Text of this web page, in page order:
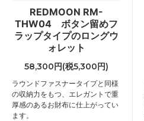
REDMOON RM-
THW04 ボタン留めフ
ラップタイプのロングウ
ォレット
58,300円(税5,300円)
ラウンドファスナータイプと同様
の収納力をもつ、エレガントで重
厚感のあるお財布に仕上がってい
ます。